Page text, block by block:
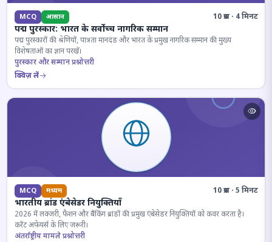
MCQ आसान 10 प्रश्न · 4 मिनट
पद्म पुरस्कार: भारत के सर्वोच्च नागरिक सम्मान
पद्म पुरस्कारों की श्रेणियों, पात्रता मानदंड और भारत के प्रमुख नागरिक सम्मान की मुख्य
विशेषताओं का ज्ञान परखें।
पुरस्कार और सम्मान प्रश्नोत्तरी
क्विज़ लें
MCQ मध्यम 10 प्रश्न · 5 मिनट
भारतीय ब्रांड एंबेसेडर नियुक्तियाँ
2026 में लक्जरी, फैशन और बैंकिंग ब्रांडों की प्रमुख एंबेसेडर नियुक्तियों को कवर करता है।
करेंट अफेयर्स के लिए जरूरी।
अंतर्राष्ट्रीय मामले प्रश्नोत्तरी